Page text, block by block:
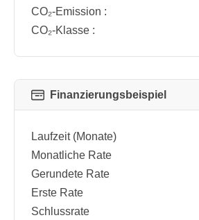
CO₂-Emission :
CO₂-Klasse :
Finanzierungsbeispiel
Laufzeit (Monate)
Monatliche Rate
Gerundete Rate
Erste Rate
Schlussrate